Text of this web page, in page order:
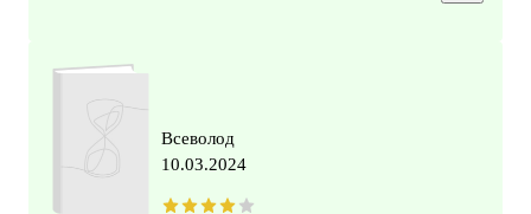
Всеволод
10.03.2024